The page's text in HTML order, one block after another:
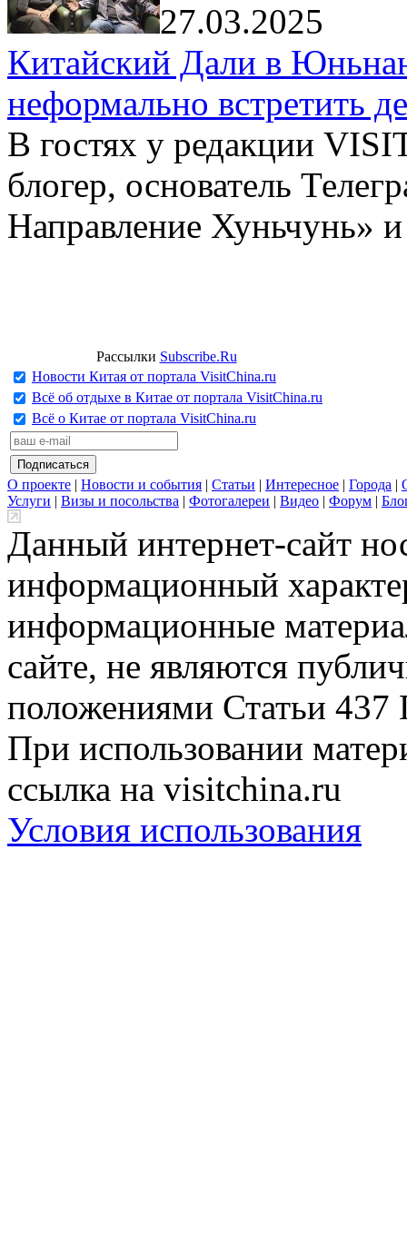
27.03.2025
Китайский Дали в
неформально встретить
В гостях у редакции
блогер, основатель
Направление Хуньчунь»
Рассылки Subscribe.Ru
Новости Китая от портала VisitChina.ru
Всё об отдыхе в Китае от портала VisitChina.ru
Всё о Китае от портала VisitChina.ru
О проекте | Новости и события | Статьи | Интересное | Города |
Услуги | Визы и посольства | Фотогалереи | Видео | Форум |
Данный интернет-сайт
информационный
информационные
сайте, не являются
положениями Статьи 437
При использовании
ссылка на visitchina.ru
Условия использования